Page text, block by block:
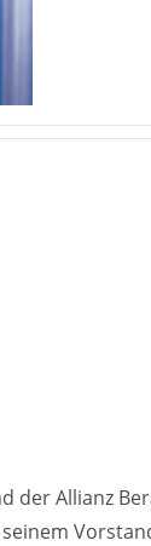
der Allianz